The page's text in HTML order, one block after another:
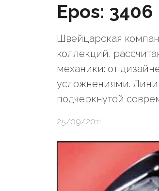
Epos:
Швейцарская
коллекций,
механики: от
усложнениями.
подчеркнутой
25/09/2011